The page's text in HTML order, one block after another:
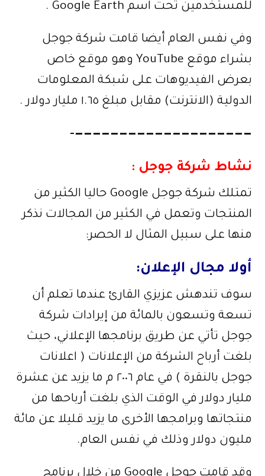
للمستخدمين تحت اسم Google Earth .
وفي نفس العام أيضا قامت شركة جوجل
بشراء موقع YouTube وهو موقع خاص
بعرض الفيديوهات على شبكة المعلومات
الدولية (الانترنت) مقابل مبلغ ١.٦٥ مليار دولار .
————————————————————-
نشاط شركة جوجل :
تمتلك شركة جوجل Google حاليا الكثير من
المنتجات وتعمل في الكثير من المجالات نذكر
منها على سبيل المثال لا الحصر:
أولا مجال الإعلان:
سوف تندهش عزيزي القارئ عندما تعلم أن
تسعة وتسعون بالمائة من إيرادات شركة
جوجل تأتي عن طريق برنامجها الإعلاني، حيث
بلغت أرباح الشركة من الإعلانات ( اعلانات
جوجل بالنقرة ) في عام ٢٠٠٦ م ما يزيد عن عشرة
مليار دولار في الوقت الذي بلغت أرباحها من
منتجاتها وبرامجها الأخرى ما يزيد قليلا عن مائة
مليون دولار وذلك في نفس العام.